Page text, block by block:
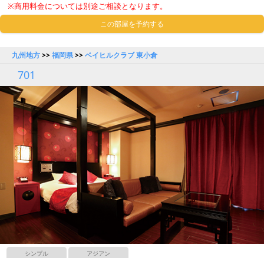
※商用料金については別途ご相談となります。
この部屋を予約する
九州地方>>福岡県>>ベイヒルクラブ 東小倉
701
シンプル アジアン